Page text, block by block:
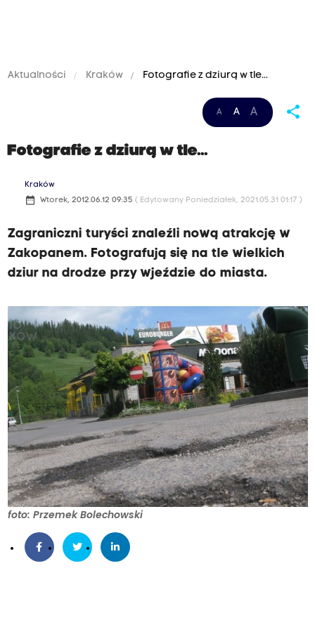
Aktualności Kraków Fotografie z dziurą w tle...
A A A share
Fotografie z dziurą w tle...
Kraków
date_range Wtorek, 2012.06.12 09:35 ( Edytowany Poniedziałek, 2021.05.31 01:17 )
Zagraniczni turyści znaleźli nową atrakcję w
Zakopanem. Fotografują się na tle wielkich
dziur na drodze przy wjeździe do miasta.
foto: Przemek Bolechowski